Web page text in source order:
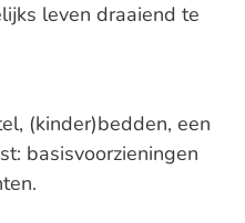
leven draaiend te
(kinder)bedden, een
basisvoorzieningen